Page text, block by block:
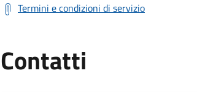
Termini e condizioni di servizio
Contatti